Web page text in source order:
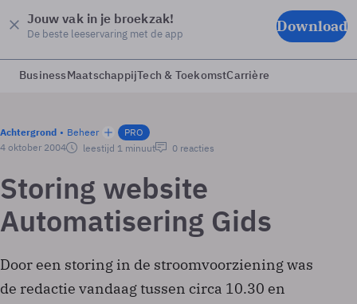
Jouw vak in je broekzak!
De beste leeservaring met de app Download
BusinessMaatschappijTech & ToekomstCarrière
Achtergrond Beheer
PRO
4 oktober 2004
leestijd 1 minuut 0 reacties
Storing website
Automatisering Gids
Door een storing in de stroomvoorziening was
de redactie vandaag tussen circa 10.30 en